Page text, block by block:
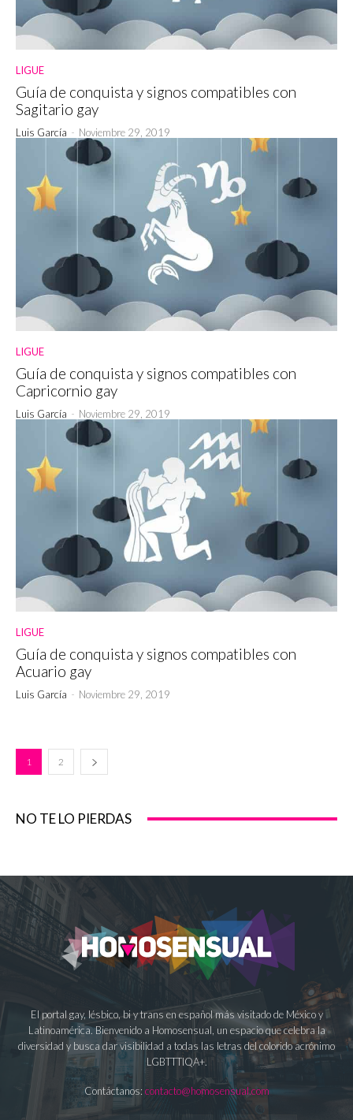
LIGUE
Guía de conquista y signos compatibles con
Sagitario gay
Luis García - Noviembre 29, 2019
LIGUE
Guía de conquista y signos compatibles con
Capricornio gay
Luis García - Noviembre 29, 2019
LIGUE
Guía de conquista y signos compatibles con
Acuario gay
Luis García - Noviembre 29, 2019
1 2
NO TE LO PIERDAS
El portal gay, lésbico, bi y trans en español más visitado de México y
Latinoamérica. Bienvenido a Homosensual, un espacio que celebra la
diversidad y busca dar visibilidad a todas las letras del colorido acrónimo
LGBTTTIQA+.
Contáctanos: contacto@homosensual.com